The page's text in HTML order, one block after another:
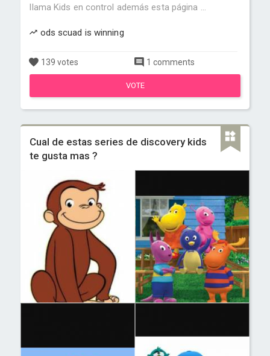
llama Kids en control además esta página ...
ods scuad is winning
139 votes 1 comments
VOTE
Cual de estas series de discovery kids
te gusta mas ?